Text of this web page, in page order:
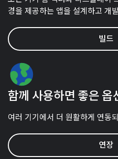
경을 제공하는 앱을 설계하고 개
빌드
함께 사용하면 좋은 옵
여러 기기에서 더 원활하게 연동
연장